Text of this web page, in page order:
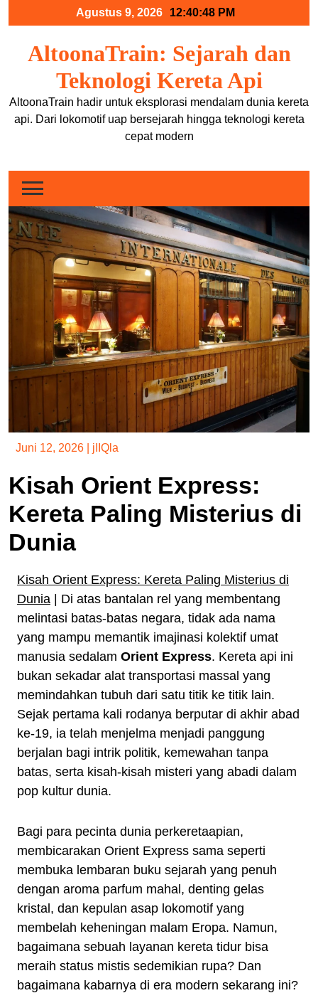
Agustus 9, 2026 12:40:49 PM
AltoonaTrain: Sejarah dan
Teknologi Kereta Api
AltoonaTrain hadir untuk eksplorasi mendalam dunia kereta
api. Dari lokomotif uap bersejarah hingga teknologi kereta
cepat modern
Juni 12, 2026 jIIQla
Kisah Orient Express:
Kereta Paling Misterius di
Dunia
Kisah Orient Express: Kereta Paling Misterius di
Dunia | Di atas bantalan rel yang membentang
melintasi batas-batas negara, tidak ada nama
yang mampu memantik imajinasi kolektif umat
manusia sedalam Orient Express. Kereta api ini
bukan sekadar alat transportasi massal yang
memindahkan tubuh dari satu titik ke titik lain.
Sejak pertama kali rodanya berputar di akhir abad
ke-19, ia telah menjelma menjadi panggung
berjalan bagi intrik politik, kemewahan tanpa
batas, serta kisah-kisah misteri yang abadi dalam
pop kultur dunia.
Bagi para pecinta dunia perkeretaapian,
membicarakan Orient Express sama seperti
membuka lembaran buku sejarah yang penuh
dengan aroma parfum mahal, denting gelas
kristal, dan kepulan asap lokomotif yang
membelah keheningan malam Eropa. Namun,
bagaimana sebuah layanan kereta tidur bisa
meraih status mistis sedemikian rupa? Dan
bagaimana kabarnya di era modern sekarang ini?